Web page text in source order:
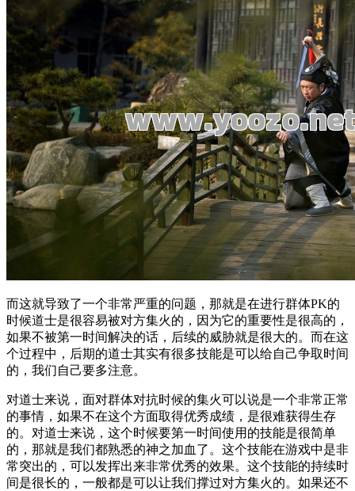
而这就导致了一个非常严重的问题，那就是在进行群体PK的
时候道士是很容易被对方集火的，因为它的重要性是很高的，
如果不被第一时间解决的话，后续的威胁就是很大的。而在这
个过程中，后期的道士其实有很多技能是可以给自己争取时间
的，我们自己要多注意。
对道士来说，面对群体对抗时候的集火可以说是一个非常正常
的事情，如果不在这个方面取得优秀成绩，是很难获得生存
的。对道士来说，这个时候要第一时间使用的技能是很简单
的，那就是我们都熟悉的神之加血了。这个技能在游戏中是非
常突出的，可以发挥出来非常优秀的效果。这个技能的持续时
间是很长的，一般都是可以让我们撑过对方集火的。如果还不